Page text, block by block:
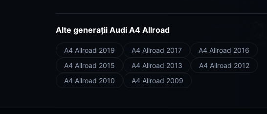
Alte generații Audi A4 Allroad
A4 Allroad 2019 A4 Allroad 2017
A4 Allroad 2016
A4 Allroad 2015
A4 Allroad 2013
A4 Allroad 2012
A4 Allroad 2010
A4 Allroad 2009